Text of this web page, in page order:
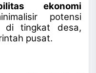
ekonomi
potensi
di tingkat desa,
pusat.